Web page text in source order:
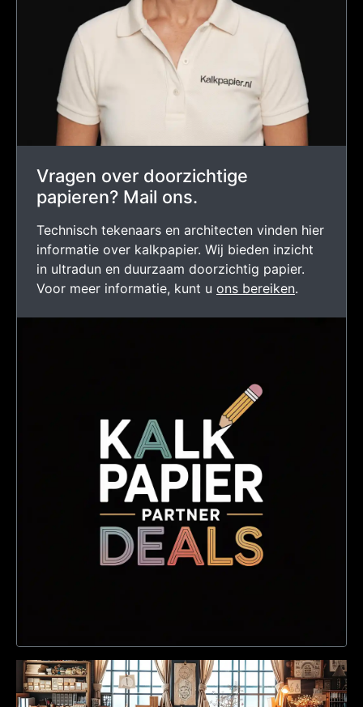
Vragen over doorzichtige
papieren? Mail ons.
Technisch tekenaars en architecten vinden hier
informatie over kalkpapier. Wij bieden inzicht
in ultradun en duurzaam doorzichtig papier.
Voor meer informatie, kunt u ons bereiken.